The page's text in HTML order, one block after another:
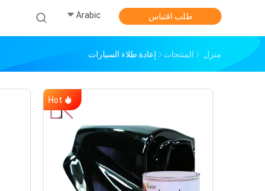
Arabic طلب اقتباس
منزل المنتجات إعادة طلاء السيارات
Hot